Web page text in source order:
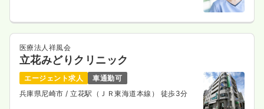
医療法人祥風会
立花みどりクリニック
エージェント求人
車通勤可
兵庫県尼崎市 / 立花駅（ＪＲ東海道本線） 徒歩3分